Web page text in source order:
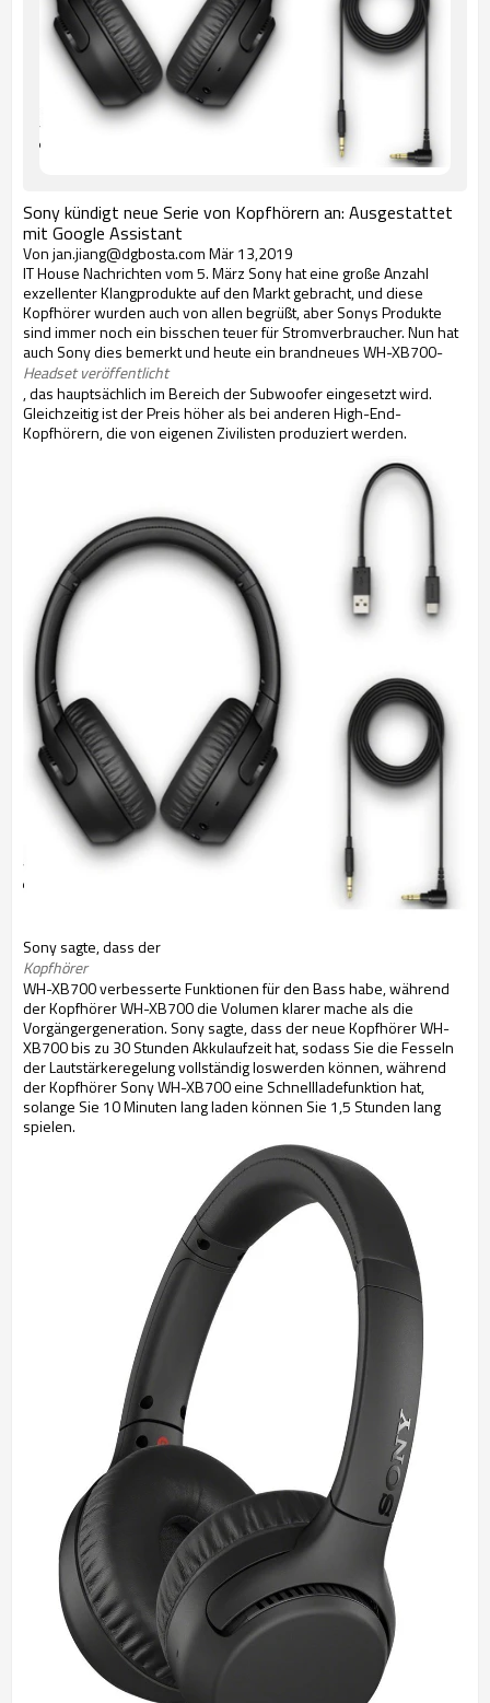
Sony kündigt neue Serie von Kopfhörern an: Ausgestattet
mit Google Assistant
Von jan.jiang@dgbosta.comMär 13,2019
IT House Nachrichten vom 5. März Sony hat eine große Anzahl
exzellenter Klangprodukte auf den Markt gebracht, und diese
Kopfhörer wurden auch von allen begrüßt, aber Sonys Produkte
sind immer noch ein bisschen teuer für Stromverbraucher. Nun hat
auch Sony dies bemerkt und heute ein brandneues WH-XB700-
Headset veröffentlicht
, das hauptsächlich im Bereich der Subwoofer eingesetzt wird.
Gleichzeitig ist der Preis höher als bei anderen High-End-
Kopfhörern, die von eigenen Zivilisten produziert werden.
Sony sagte, dass der
Kopfhörer
WH-XB700 verbesserte Funktionen für den Bass habe, während
der Kopfhörer WH-XB700 die Volumen klarer mache als die
Vorgängergeneration. Sony sagte, dass der neue Kopfhörer WH-
XB700 bis zu 30 Stunden Akkulaufzeit hat, sodass Sie die Fesseln
der Lautstärkeregelung vollständig loswerden können, während
der Kopfhörer Sony WH-XB700 eine Schnellladefunktion hat,
solange Sie 10 Minuten lang laden können Sie 1,5 Stunden lang
spielen.